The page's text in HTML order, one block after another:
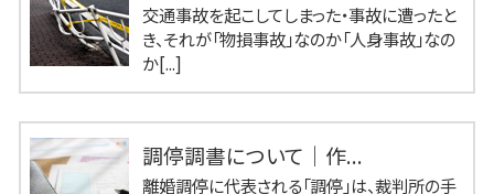
交通事故を起こしてしまった・事故に遭ったと
き、それが「物損事故」なのか「人身事故」なの
か[...]
調停調書について｜作...
離婚調停に代表される「調停」は、裁判所の手